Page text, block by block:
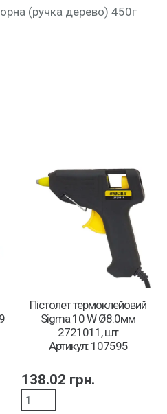
(ручка дерево) 450г
Пістолет термоклейовий
Sigma 10 W Ø8.0мм
2721011, шт
Артикул: 107595
138.02 грн.